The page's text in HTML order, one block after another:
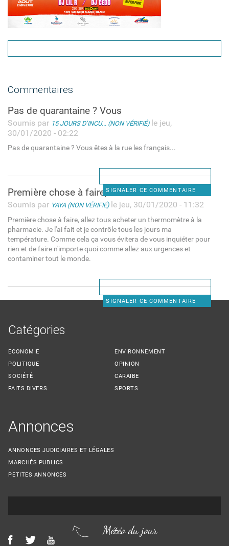
Commentaires
Pas de quarantaine ? Vous
Soumis par 15 JOURS D’INCU... (NON VÉRIFIÉ)le jeu,
30/01/2020 - 02:22
Pas de quarantaine ? Vous êtes à la rue les français...
SIGNALER CE COMMENTAIRE
Première chose à faire, allez
Soumis par YAYA (NON VÉRIFIÉ)le jeu, 30/01/2020 - 11:32
Première chose à faire, allez tous acheter un thermomètre à la
pharmacie. Je l'ai fait et je contrôle tous les jours ma
température. Comme cela ça vous évitera de vous inquiéter pour
rien et de faire n'importe quoi comme allez aux urgences et
contaminer tout le monde.
SIGNALER CE COMMENTAIRE
Catégories
ECONOMIE
POLITIQUE
SOCIÉTÉ
FAITS DIVERS
ENVIRONNEMENT
OPINION
CARAÏBE
SPORTS
Annonces
ANNONCES JUDICIAIRES ET LÉGALES
MARCHÉS PUBLICS
PETITES ANNONCES
Météo du jour